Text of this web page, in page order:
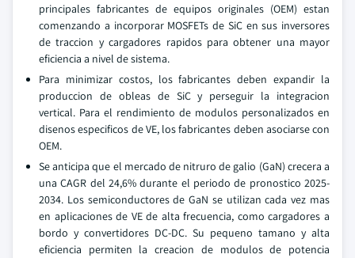
principales fabricantes de equipos originales (OEM) estan
comenzando a incorporar MOSFETs de SiC en sus inversores
de traccion y cargadores rapidos para obtener una mayor
eficiencia a nivel de sistema.
Para minimizar costos, los fabricantes deben expandir la
produccion de obleas de SiC y perseguir la integracion
vertical. Para el rendimiento de modulos personalizados en
disenos especificos de VE, los fabricantes deben asociarse con
OEM.
Se anticipa que el mercado de nitruro de galio (GaN) crecera a
una CAGR del 24,6% durante el periodo de pronostico 2025-
2034. Los semiconductores de GaN se utilizan cada vez mas
en aplicaciones de VE de alta frecuencia, como cargadores a
bordo y convertidores DC-DC. Su pequeno tamano y alta
eficiencia permiten la creacion de modulos de potencia